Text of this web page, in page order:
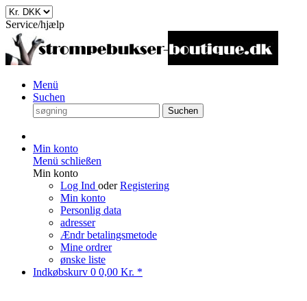
Service/hjælp
Menü
Suchen
Suchen
Min konto
Menü schließen
Min konto
Log Ind oderRegistering
Min konto
Personlig data
adresser
Ændr betalingsmetode
Mine ordrer
ønske liste
Indkøbskurv 0 0,00 Kr. *